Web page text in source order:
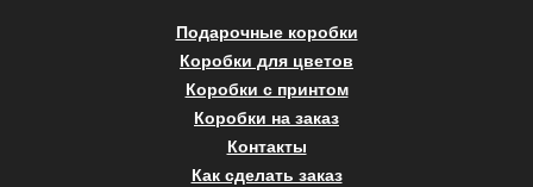
Подарочные коробки
Коробки для цветов
Коробки с принтом
Коробки на заказ
Контакты
Как сделать заказ